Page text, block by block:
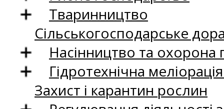
Тваринництво
Сільськогосподарське
Насінництво та
Гідротехнічна
Захист і карантин рослин